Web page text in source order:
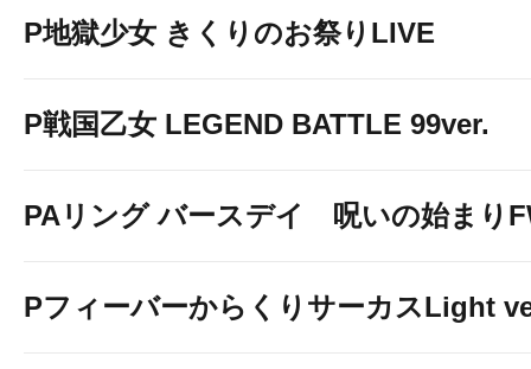
↓ＬＩＮＥお友達登録はこ
P地獄少女 きくりのお祭りLIVE
P戦国乙女 LEGEND BATTLE 99ver.
PAリング バースデイ 呪いの始まり
PフィーバーからくりサーカスLight